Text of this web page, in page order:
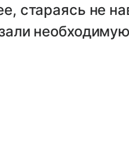
стараясь не